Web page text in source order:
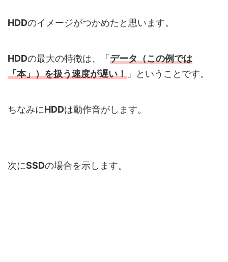
HDDのイメージがつかめたと思います。
HDDの最大の特徴は、「 データ（この例では
「本」）を扱う速度が遅い！ 」ということです。
ちなみにHDDは動作音がします。
次にSSDの場合を示します。